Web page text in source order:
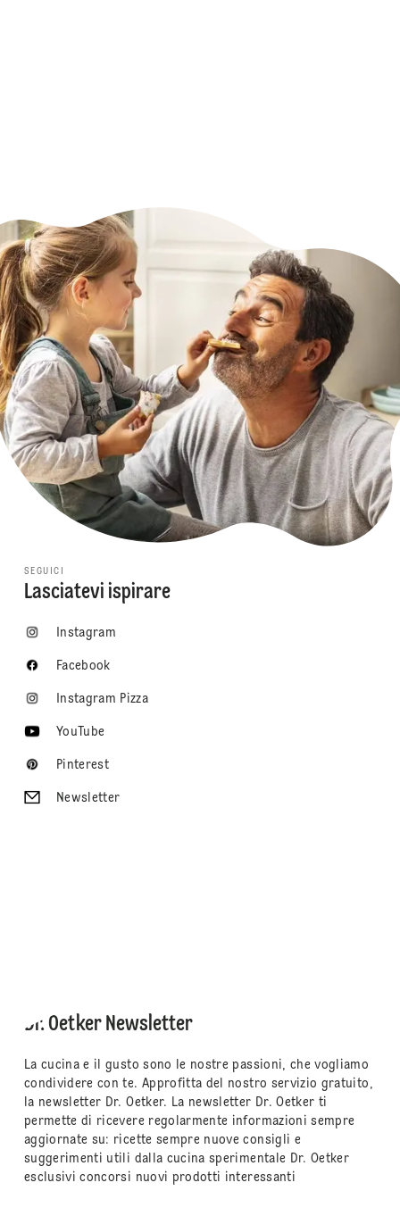
SEGUICI
Lasciatevi ispirare
Instagram
Facebook
Instagram Pizza
YouTube
Pinterest
Newsletter
Dr. Oetker Newsletter
La cucina e il gusto sono le nostre passioni, che vogliamo
condividere con te. Approfitta del nostro servizio gratuito,
la newsletter Dr. Oetker. La newsletter Dr. Oetker ti
permette di ricevere regolarmente informazioni sempre
aggiornate su: ricette sempre nuove consigli e
suggerimenti utili dalla cucina sperimentale Dr. Oetker
esclusivi concorsi nuovi prodotti interessanti